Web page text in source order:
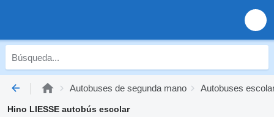
Autobuses de segunda mano Autobuses
Hino LIESSE autobús escolar